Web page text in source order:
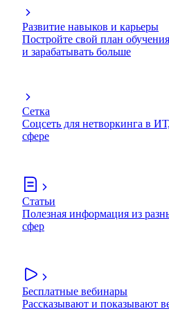
Развитие навыков и карьеры
Постройте свой план
и зарабатывать больше
Сетка
Соцсеть для нетворкинга в
сфере
Статьи
Полезная информация из
сфер
Бесплатные вебинары
Рассказывают и показывают